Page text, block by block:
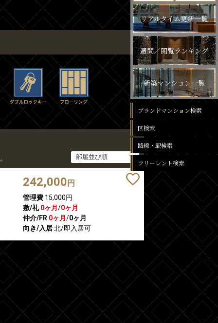
242,000 円
管理費15,000円
敷/礼 0ヶ月 /0ヶ月
仲介/FR 0ヶ月 /0ヶ月
向き/入居北/即入居可
リアルタイム更新一覧
週間／閲覧ランキング
新築マンション一覧
ブランドマンション検索
区検索
路線・駅検索
フリーレント検索